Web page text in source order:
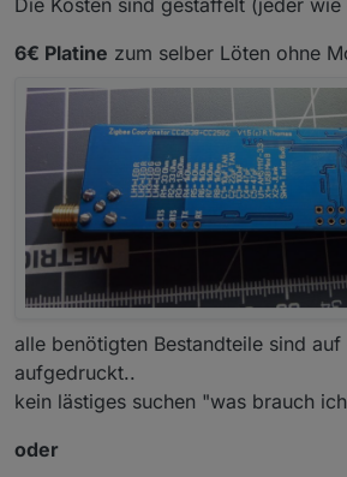
Die Kosten sind gestaffelt (jeder wie
6€ Platine zum selber Löten ohne
alle benötigten Bestandteile sind auf
aufgedruckt..
kein lästiges suchen "was brauch
oder